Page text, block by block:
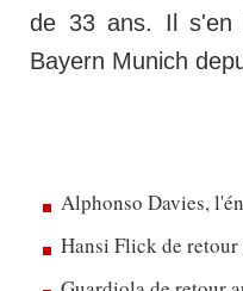
de 33 ans. Il s'en
Bayern Munich
Alphonso Davies,
Hansi Flick de retour